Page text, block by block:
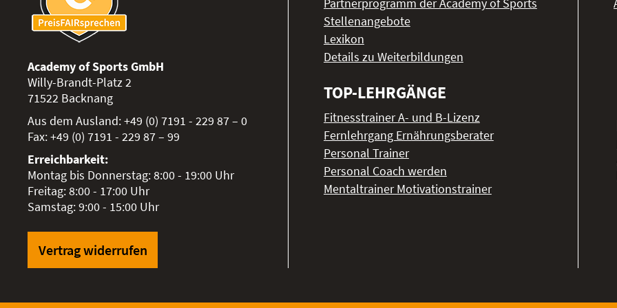
Academy of Sports GmbH
Willy-Brandt-Platz 2
71522 Backnang
Aus dem Ausland:+49 (0) 7191 - 229 87 – 0
Fax:+49 (0) 7191 - 229 87 – 99
Erreichbarkeit:
Montag bis Donnerstag: 8:00 - 19:00 Uhr
Freitag: 8:00 - 17:00 Uhr
Samstag: 9:00 - 15:00 Uhr
Vertrag widerrufen
Stellenangebote
Lexikon
Details zu Weiterbildungen
TOP-LEHRGÄNGE
Fitnesstrainer A- und B-Lizenz
Fernlehrgang Ernährungsberater
Personal Trainer
Personal Coach werden
Mentaltrainer Motivationstrainer